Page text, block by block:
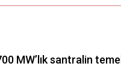
MW’lık santralin